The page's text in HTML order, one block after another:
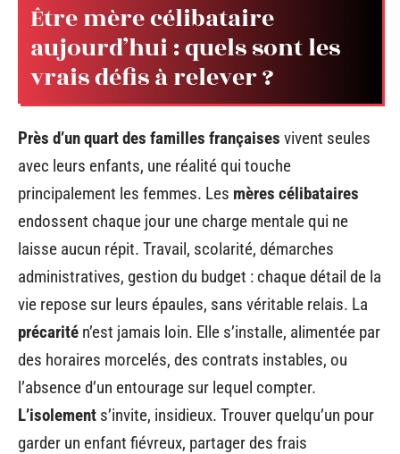
Être mère célibataire
aujourd’hui : quels sont les
vrais défis à relever ?
Près d’un quart des familles françaises vivent seules
avec leurs enfants, une réalité qui touche
principalement les femmes. Les mères célibataires
endossent chaque jour une charge mentale qui ne
laisse aucun répit. Travail, scolarité, démarches
administratives, gestion du budget : chaque détail de la
vie repose sur leurs épaules, sans véritable relais. La
précarité n’est jamais loin. Elle s’installe, alimentée par
des horaires morcelés, des contrats instables, ou
l’absence d’un entourage sur lequel compter.
L’isolement s’invite, insidieux. Trouver quelqu’un pour
garder un enfant fiévreux, partager des frais